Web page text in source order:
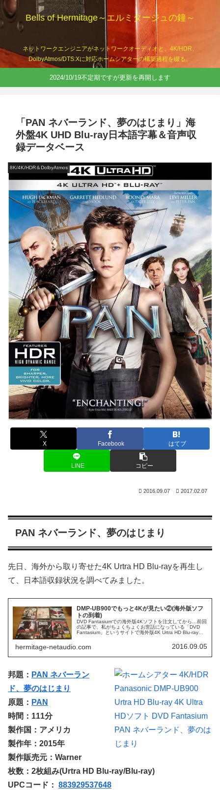
Bells of Hermitage～エルミタージュの鐘～
ネットワークエンジニアがネットワークオーディオと、4K/HDR、
DolbyAtmos/DTS:Xに対応ホームシアターの構築過程を綴る。
2024/10/19不定期ですが更新を再開します
「PAN ネバーランド、夢のはじまり」海
外盤4K UHD Blu-ray日本語字幕＆音声収
録データベース
8K/4K/HDR＆DolbyAtmos
X Facebook はてブ
LINE コピー
2016.09.07 2017.02.07
PAN ネバーランド、夢のはじまり
先日、海外から取り寄せた4K Urtra HD Blu-rayを再生し
て、日本語収録状況を調べてみました。
DMP-UB900でもっと4Kが見たい②(海外版ソフ
トの到着)
DVD Fantasiumでの海外版4Kソフトを注文してから…前回
の記事で、私がちょくちょくお世話になっている「DVD
Fantasium」というサイトで海外版4K Urtra HD Blu-rayソ
hermitage-netaudio.com 2016.09.05
邦題： PAN ネバーラン
ド、夢のはじまり
原題： PAN
時間：111分
製作国：アメリカ
製作年：2015年
製作販売元：Warner
枚数：2枚組み(Urtra HD Blu-ray/Blu-ray)
UPCコード： 883929537648